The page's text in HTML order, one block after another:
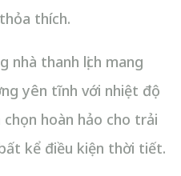
thích.
nhà thanh lịch mang
yên tĩnh với nhiệt độ
hoàn hảo cho trải
kể điều kiện thời tiết.